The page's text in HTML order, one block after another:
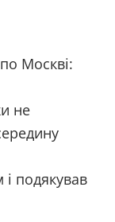
Москві:
не
подякував